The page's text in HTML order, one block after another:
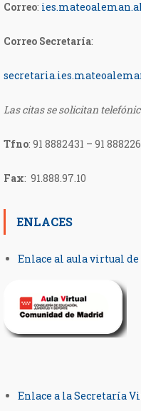
Correo:
Correo Secretaría:
Las citas se solicitan
Tfno: 91 8882431 – 91
Fax: 91.888.97.10
ENLACES
Enlace al aula virtual
Enlace a la Secretaría